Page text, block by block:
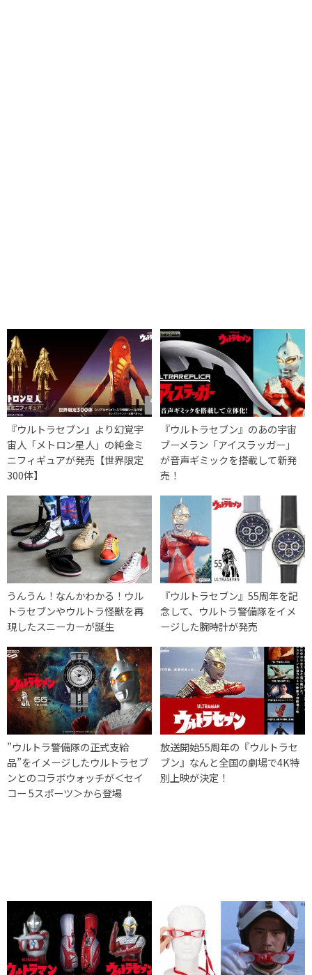
『ウルトラセブン』より幻覚宇
宙人「メトロン星人」の純金ミ
ニフィギュアが発売【世界限定
300体】
『ウルトラセブン』のあの宇宙
ブーメラン「アイスラッガー」
が音声ギミックを搭載して新発
売！
うんうん！なんかわかる！ウル
トラセブンやウルトラ怪獣を再
現したスニーカーが誕生
『ウルトラセブン』55周年を記
念して、ウルトラ警備隊をイメ
ージした腕時計が発売
”ウルトラ警備隊の正式支給
品”をイメージしたウルトラセブ
ンとのコラボウォッチが＜セイ
コー 5スポーツ＞から登場
放送開始55周年の『ウルトラセ
ブン』なんと全国の劇場で4K特
別上映が決定！